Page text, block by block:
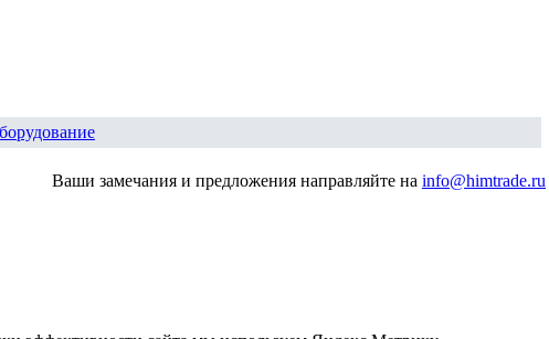
Ваши замечания и предложения направляйте на info@himtrade.ru